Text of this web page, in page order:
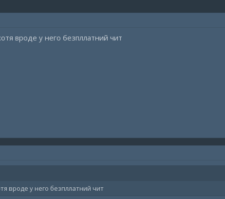
вроде у него безпллатний чит
вроде у него безпллатний чит